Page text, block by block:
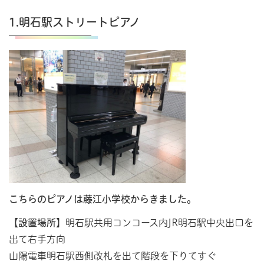
1.明石駅ストリートピアノ
こちらのピアノは藤江小学校からきました。
【設置場所】 明石駅共用コンコース内JR明石駅中央出口を
出て右手方向
山陽電車明石駅西側改札を出て階段を下りてすぐ